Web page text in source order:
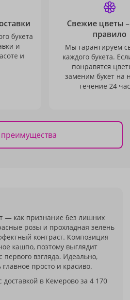
букета
и
и
Свежие цветы
правило
Мы гарантируем
каждого букета.
понравятся
заменим букет на
течение 24
преимущества
— как признание без лишних
розы и прохладная зелень
контраст. Композиция
кашпо, поэтому выглядит
первого взгляда. Идеально,
главное просто и красиво.
доставкой в Кемерово за 4 170